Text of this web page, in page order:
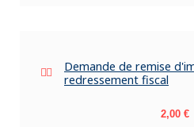
Demande de remise
redressement fiscal
Prix
2,00 €